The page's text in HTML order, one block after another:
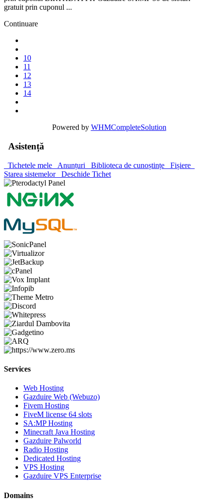
gratuit prin cuponul ...
Continuare
10
11
12
13
14
Powered by WHMCompleteSolution
Asistență
Tichetele mele Anunțuri Biblioteca de cunoștințe
Fișiere
Starea sistemelor
Deschide Tichet
Services
Web Hosting
Gazduire Web (Webuzo)
Fivem Hosting
FiveM license 64 slots
SA:MP Hosting
Minecraft Java Hosting
Gazduire Palworld
Radio Hosting
Dedicated Hosting
VPS Hosting
Gazduire VPS Enterprise
Domains